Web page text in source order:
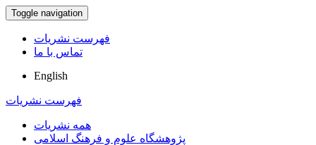
Toggle navigation
فهرست نشریات
تماس با ما
English
فهرست نشریات
همه نشریات
پژوهشگاه علوم و فرهنگ اسلامی